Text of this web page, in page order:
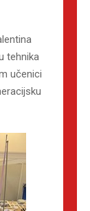
tehnika
učenici